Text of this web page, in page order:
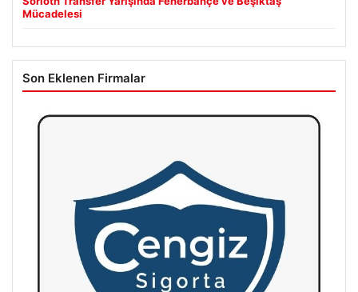
Mücadelesi
Son Eklenen Firmalar